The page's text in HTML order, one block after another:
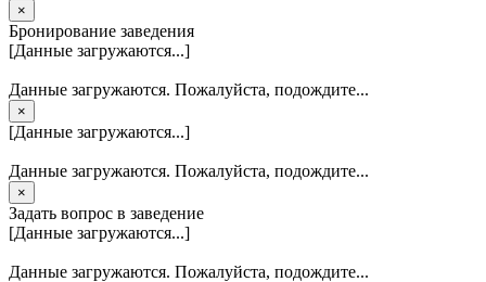
×
Бронирование заведения
[Данные загружаются...]
Данные загружаются. Пожалуйста, подождите...
×
[Данные загружаются...]
Данные загружаются. Пожалуйста, подождите...
×
Задать вопрос в заведение
[Данные загружаются...]
Данные загружаются. Пожалуйста, подождите...